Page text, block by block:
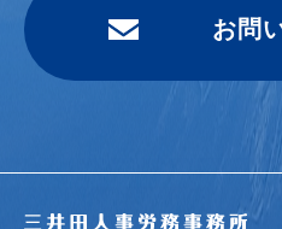
お問